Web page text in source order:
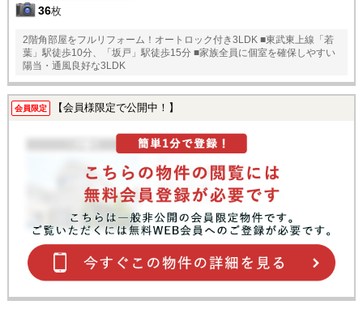
36枚
2階角部屋をフルリフォーム！オートロック付き3LDK ■東武東上線「若
葉」駅徒歩10分、「坂戸」駅徒歩15分 ■家族全員に個室を確保しやすい
陽当・通風良好な3LDK
会員限定 【会員様限定で公開中！】